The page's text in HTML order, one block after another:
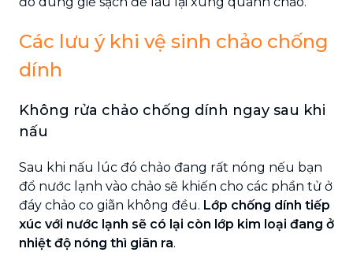
Các lưu ý khi vệ sinh chảo chống
dính
Không rửa chảo chống dính ngay sau khi
nấu
Sau khi nấu lúc đó chảo đang rất nóng nếu bạn
đổ nước lạnh vào chảo sẽ khiến cho các phần tử ở
đáy chảo co giãn không đều. Lớp chống dính tiếp
xúc với nước lạnh sẽ có lại còn lớp kim loại đang ở
nhiệt độ nóng thì giãn ra.